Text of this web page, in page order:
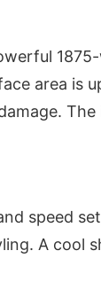
area is
speed
A cool